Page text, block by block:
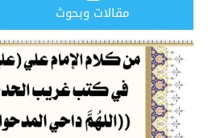
مقالات وبحوث